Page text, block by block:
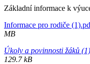
Základní informace k
Informace pro rodiče
MB
Úkoly a povinnosti žáků
129.7 kB